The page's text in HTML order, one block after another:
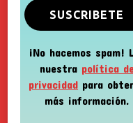
¡No hacemos spam!
nuestra política
privacidad para
más información.